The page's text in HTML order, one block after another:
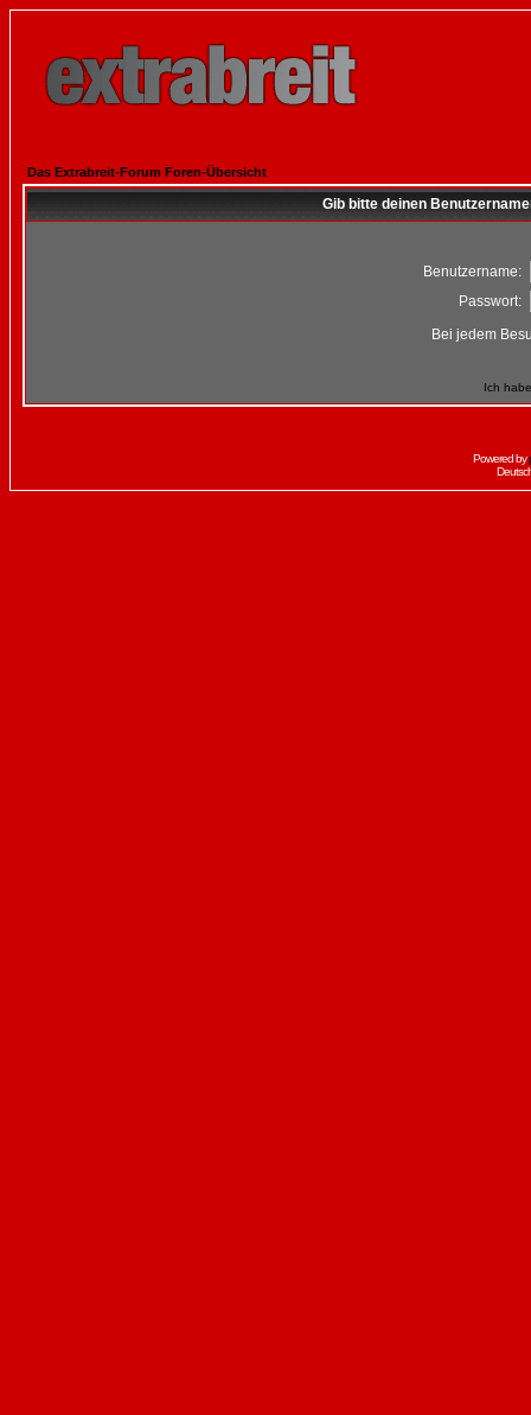
Das Extrabreit-Forum Foren-Übersicht
Gib bitte deinen
Benutzername:
Passwort:
Bei jedem
Ich
Powered by